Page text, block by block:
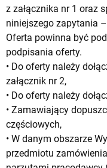
z załącznika nr 1 oraz
niniejszego zapytania
Oferta powinna być
podpisania oferty.
• Do oferty należy
załącznik nr 2,
• Do oferty należy
• Zamawiający
częściowych,
• W danym obszarze
przedmiotu